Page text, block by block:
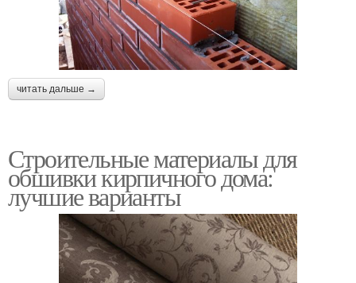
читать дальше →
Строительные материалы для
обшивки кирпичного дома:
лучшие варианты